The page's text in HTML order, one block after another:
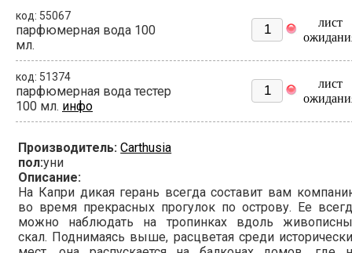
код: 55067
парфюмерная вода 100
мл.
лист
код: 51374
парфюмерная вода тестер
100 мл. инфо
лист
Производитель: Carthusia
пол:уни
Описание:
На Капри дикая герань всегда составит вам
во время прекрасных прогулок по острову. Ее
можно наблюдать на тропинках вдоль
скал. Поднимаясь выше, расцветая среди